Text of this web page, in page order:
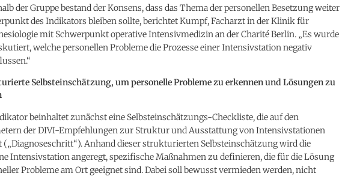
der Gruppe bestand der Konsens, dass das Thema der personellen Besetzung weiter
des Indikators bleiben sollte, berichtet Kumpf, Facharzt in der Klinik für
mit Schwerpunkt operative Intensivmedizin an der Charité Berlin. „Es wurde
welche personellen Probleme die Prozesse einer Intensivstation negativ
Selbsteinschätzung, um personelle Probleme zu erkennen und Lösungen zu
beinhaltet zunächst eine Selbsteinschätzungs-Checkliste, die auf den
der DIVI-Empfehlungen zur Struktur und Ausstattung von Intensivstationen
(„Diagnoseschritt“). Anhand dieser strukturierten Selbsteinschätzung wird die
Intensivstation angeregt, spezifische Maßnahmen zu definieren, die für die Lösung
Probleme am Ort geeignet sind. Dabei soll bewusst vermieden werden, nicht